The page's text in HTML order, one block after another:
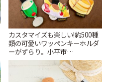
カスタマイズも楽しい!約500種
類の可愛いワッペンキーホルダ
ーがずらり。小平市
「Kimamaya T&K」 | ことりっ